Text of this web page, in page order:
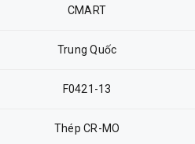
CMART
Trung Quốc
F0421-13
Thép CR-MO